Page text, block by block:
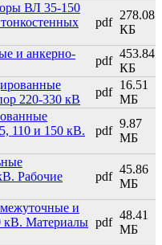
ВЛ 35-150
pdf
278.08
КБ
и анкерно-
pdf
453.84
КБ
220-330 кВ
pdf
16.51
МБ
110 и 150 кВ.
pdf
9.87
МБ
Рабочие
pdf
45.86
МБ
и
кВ. Материалы pdf
48.41
МБ